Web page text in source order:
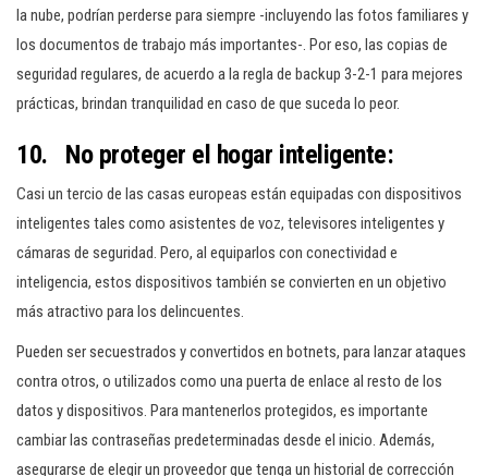
la nube, podrían perderse para siempre -incluyendo las fotos familiares y
los documentos de trabajo más importantes-. Por eso, las copias de
seguridad regulares, de acuerdo a la regla de backup 3-2-1 para mejores
prácticas, brindan tranquilidad en caso de que suceda lo peor.
10. No proteger el hogar inteligente:
Casi un tercio de las casas europeas están equipadas con dispositivos
inteligentes tales como asistentes de voz, televisores inteligentes y
cámaras de seguridad. Pero, al equiparlos con conectividad e
inteligencia, estos dispositivos también se convierten en un objetivo
más atractivo para los delincuentes.
Pueden ser secuestrados y convertidos en botnets, para lanzar ataques
contra otros, o utilizados como una puerta de enlace al resto de los
datos y dispositivos. Para mantenerlos protegidos, es importante
cambiar las contraseñas predeterminadas desde el inicio. Además,
asegurarse de elegir un proveedor que tenga un historial de corrección